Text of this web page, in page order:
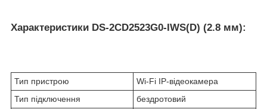
Характеристики DS-2CD2523G0-IWS(D) (2.8 мм):
Тип пристрою
Wi-Fi IP-відеокамера
Тип підключення
бездротовий